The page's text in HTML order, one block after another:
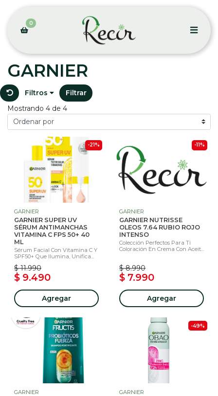
0
GARNIER
Filtros
Filtrar
Mostrando 4 de 4
-21%
GARNIER
GARNIER SUPER UV
SÉRUM ANTIMANCHAS
VITAMINA C FPS 50+ 40
ML
Sérum Facial Con Vitamina C Y
SPF50+ Que Ilumina, Unifica...
$ 11.990
$ 9.490
Agregar
-11%
GARNIER
GARNIER NUTRISSE
OLEOS 7.64 RUBIO ROJO
INTENSO
Colección Perfectos Para Ti
Coloración En Crema Con Aceit...
$ 8.990
$ 7.990
Agregar
GARNIER
-49%
GARNIER